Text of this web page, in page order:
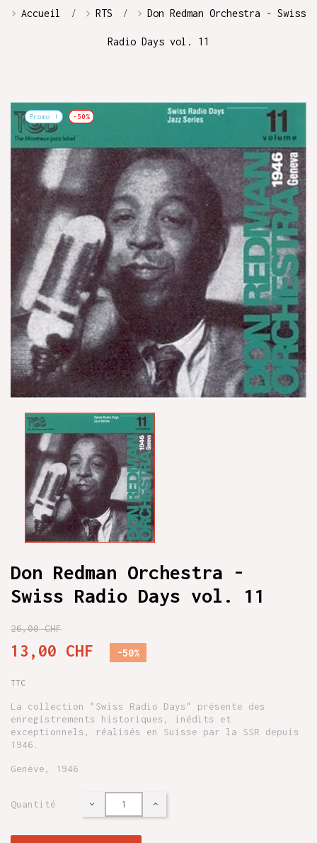
Accueil RTS Don Redman Orchestra - Swiss
Radio Days vol. 11
Promo ! -50%
Don Redman Orchestra -
Swiss Radio Days vol. 11
26,00 CHF
13,00 CHF -50%
TTC
La collection "Swiss Radio Days" présente des
enregistrements historiques, inédits et
exceptionnels, réalisés en Suisse par la SSR depuis
1946.
Genève, 1946
Quantité